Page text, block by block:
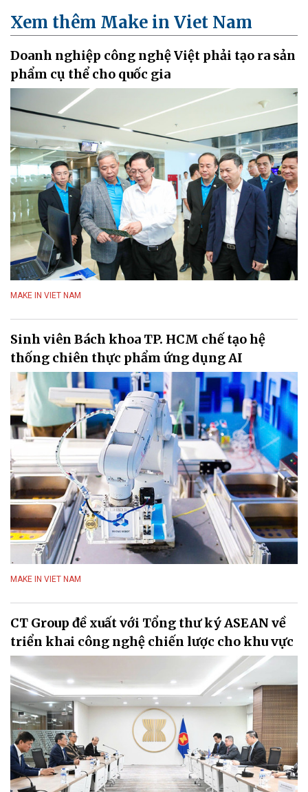
Xem thêm Make in Viet Nam
Doanh nghiệp công nghệ Việt phải tạo ra sản
phẩm cụ thể cho quốc gia
MAKE IN VIET NAM
Sinh viên Bách khoa TP. HCM chế tạo hệ
thống chiên thực phẩm ứng dụng AI
MAKE IN VIET NAM
CT Group đề xuất với Tổng thư ký ASEAN về
triển khai công nghệ chiến lược cho khu vực